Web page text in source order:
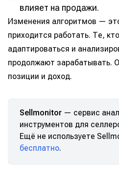
влияет на продажи.
Изменения алгоритмов —
приходится работать. Те,
адаптироваться и
продолжают зарабатывать.
позиции и доход.
Sellmonitor — сервис
инструментов для
Ещё не используете
бесплатно.